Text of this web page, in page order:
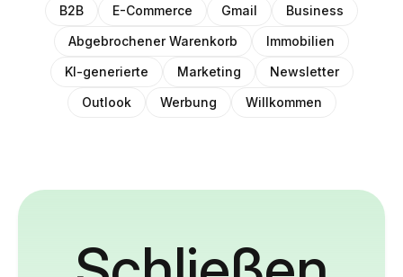
B2B E-Commerce Gmail
Business
Abgebrochener Warenkorb
Immobilien
KI-generierte
Marketing
Newsletter
Outlook
Werbung Willkommen